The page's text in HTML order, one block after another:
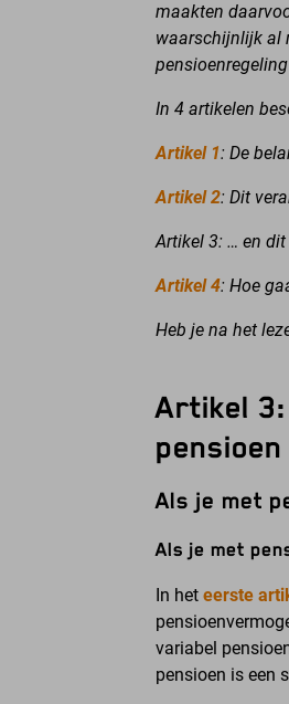
maakten
waarschijnlijk al
In 4 artikelen
Artikel 1: De
Artikel 2: Dit
Artikel 3: … en
Artikel 4: Hoe
Heb je na het
Artikel
Als je met
Als je met
In het eerste
variabel
pensioen is een